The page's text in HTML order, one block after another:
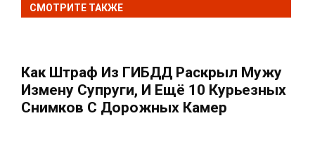
СМОТРИТЕ ТАКЖЕ
Как Штраф Из ГИБДД Раскрыл Мужу
Измену Супруги, И Ещё 10 Курьезных
Снимков С Дорожных Камер